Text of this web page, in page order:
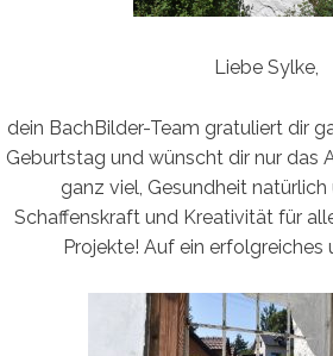
Liebe Sylke,
dein BachBilder-Team gratuliert dir
Geburtstag und wünscht dir nur das
ganz viel, Gesundheit
Schaffenskraft und Kreativität für
Projekte! Auf ein erfolgreiches